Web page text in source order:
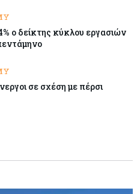
ο διάλογος για τις άδειες
ευρωπαϊκών κυρώσεων
τους σε deal μαμούθ $200
ο δείκτης κύκλου εργασιών
σε σχέση με πέρσι